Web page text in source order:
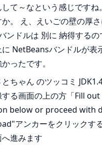
して～なという感じです
。 え、えいごの壁の厚
ンドルは 別に 納得するの
NetBeansバンドルが表
ったです。
ちゃん のツッコミ
する画面の上の方「Fill
below or proceed with
アンカーをクリックす
へ進みます